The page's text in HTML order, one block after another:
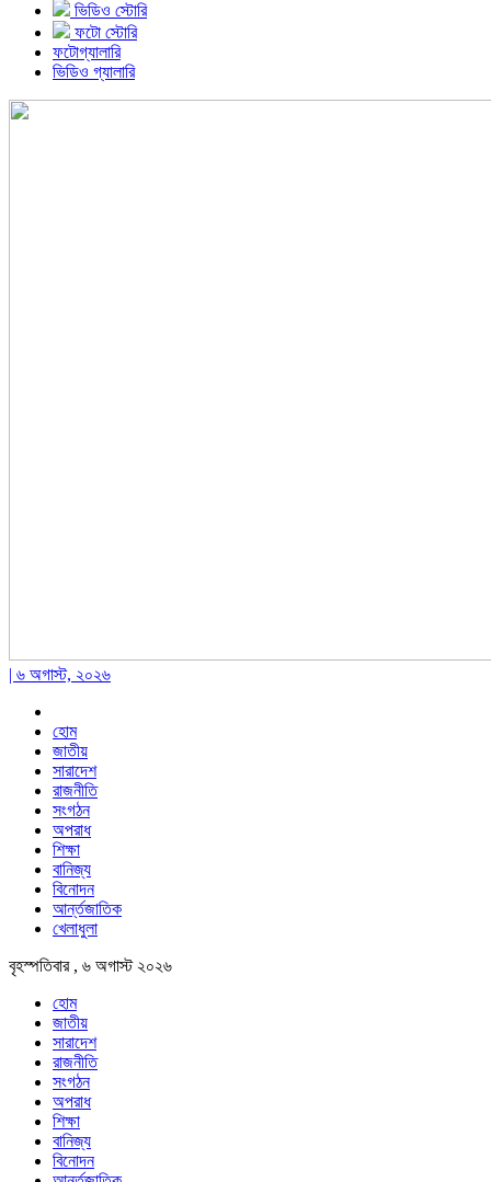
ভিডিও স্টোরি
ফটো স্টোরি
ফটোগ্যালারি
ভিডিও গ্যালারি
| ৬ অগাস্ট, ২০২৬
হোম
জাতীয়
সারাদেশ
রাজনীতি
সংগঠন
অপরাধ
শিক্ষা
বানিজ্য
বিনোদন
আর্ন্তজাতিক
খেলাধুলা
বৃহস্পতিবার , ৬ অগাস্ট ২০২৬
হোম
জাতীয়
সারাদেশ
রাজনীতি
সংগঠন
অপরাধ
শিক্ষা
বানিজ্য
বিনোদন